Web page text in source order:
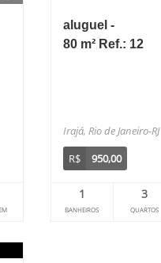
aluguel -
80 m² Ref.: 12
Irajá, Rio de Janeiro-RJ
R$
950,00
1
BANHEIROS
3
QUARTOS